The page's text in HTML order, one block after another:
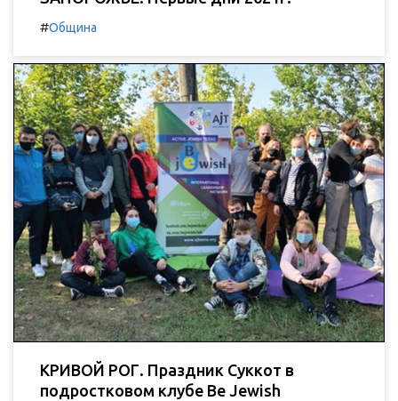
#Община
КРИВОЙ РОГ. Праздник Суккот в
подростковом клубе Be Jewish